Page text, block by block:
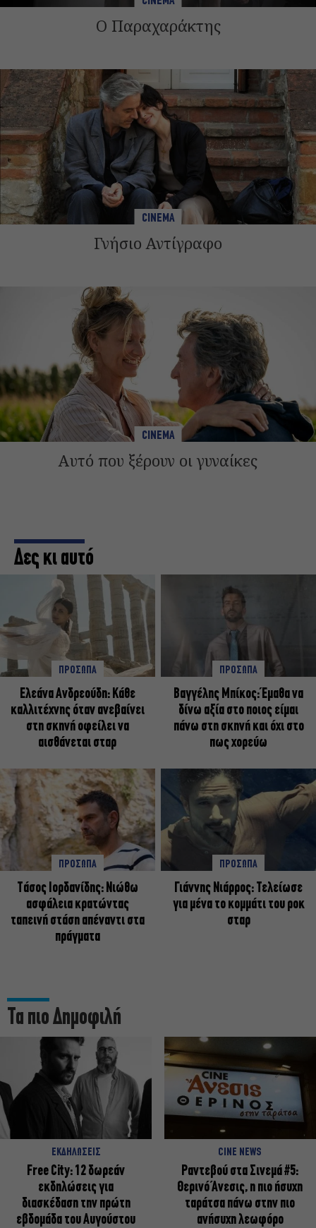
Ο Παραχαράκτης
CINEMA
Γνήσιο Αντίγραφο
CINEMA
Αυτό που ξέρουν οι γυναίκες
Δες κι αυτό
ΠΡΟΣΩΠΑ
Ελεάνα Ανδρεούδη: Κάθε
καλλιτέχνης όταν ανεβαίνει
στη σκηνή οφείλει να
αισθάνεται σταρ
ΠΡΟΣΩΠΑ
Βαγγέλης Μπίκος: Έμαθα να
δίνω αξία στο ποιος είμαι
πάνω στη σκηνή και όχι στο
πως χορεύω
ΠΡΟΣΩΠΑ
Tάσος Ιορδανίδης: Νιώθω
ασφάλεια κρατώντας
ταπεινή στάση απέναντι στα
πράγματα
ΠΡΟΣΩΠΑ
Γιάννης Νιάρρος: Τελείωσε
για μένα το κομμάτι του ροκ
σταρ
Τα πιο Δημοφιλή
ΕΚΔΗΛΩΣΕΙΣ
Free City: 12 δωρεάν
εκδηλώσεις για
διασκέδαση την πρώτη
εβδομάδα του Αυγούστου
CINE NEWS
Ραντεβού στα Σινεμά #5:
Θερινό Άνεσις, η πιο ήσυχη
ταράτσα πάνω στην πιο
ανήσυχη λεωφόρο